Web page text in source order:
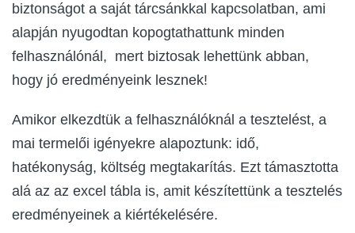
biztonságot a saját tárcsánkkal kapcsolatban, ami
alapján nyugodtan kopogtathattunk minden
felhasználónál, mert biztosak lehettünk abban,
hogy jó eredményeink lesznek!
Amikor elkezdtük a felhasználóknál a tesztelést, a
mai termelői igényekre alapoztunk: idő,
hatékonyság, költség megtakarítás. Ezt támasztotta
alá az az excel tábla is, amit készítettünk a tesztelés
eredményeinek a kiértékelésére.